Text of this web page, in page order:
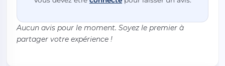
Aucun avis pour le moment. Soyez le premier à
partager votre expérience !